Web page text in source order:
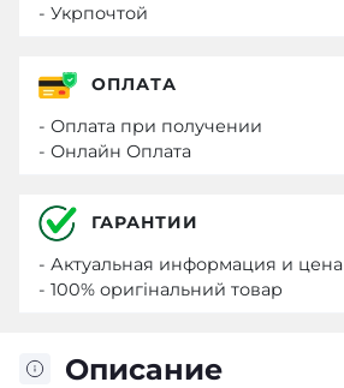
Описание
- Укрпочтой
ОПЛАТА
- Оплата при получении
- Онлайн Оплата
ГАРАНТИИ
- Актуальная информация и цена
- 100% оригінальний товар